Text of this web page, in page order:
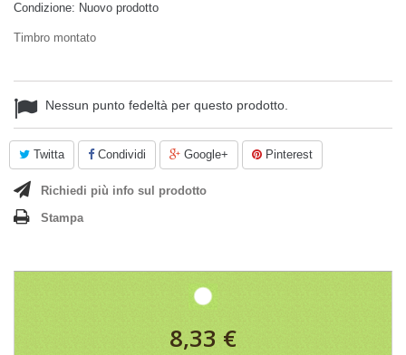
Condizione: Nuovo prodotto
Timbro montato
Nessun punto fedeltà per questo prodotto.
Twitta Condividi Google+ Pinterest
Richiedi più info sul prodotto
Stampa
8,33 €